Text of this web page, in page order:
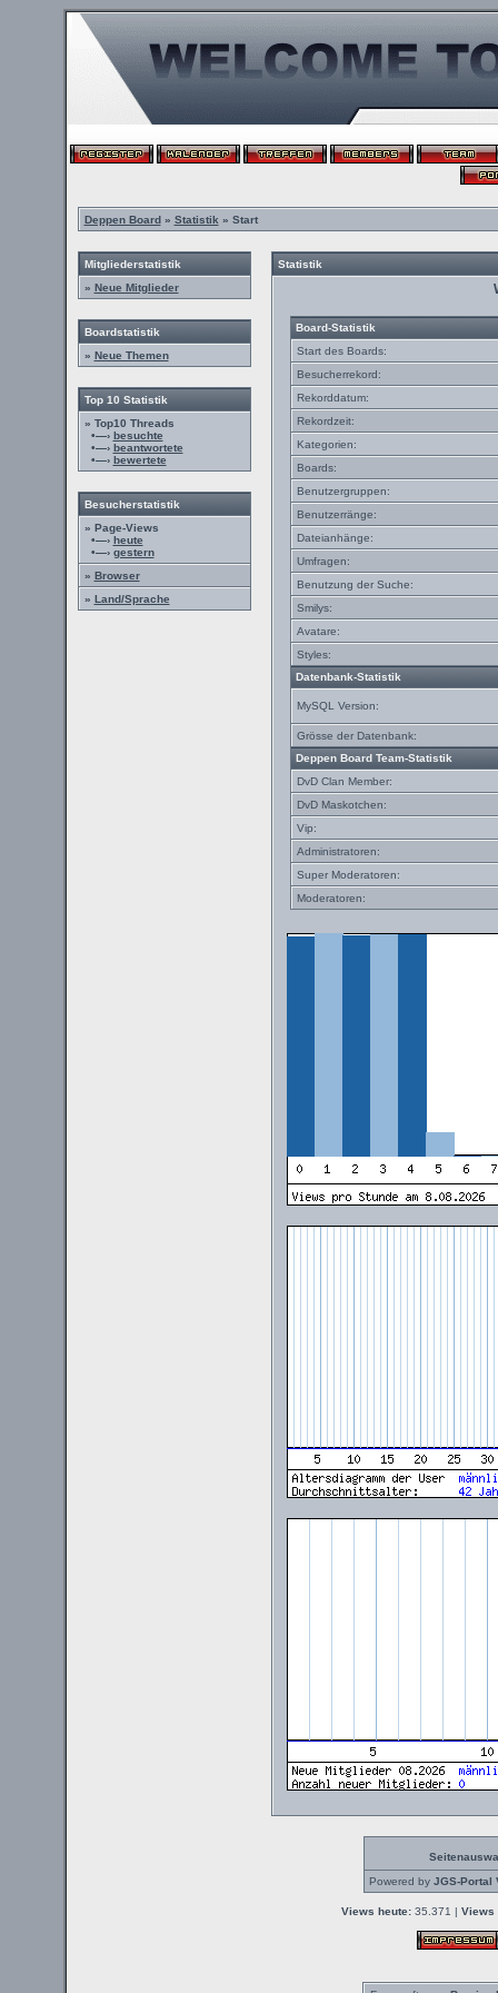
Deppen Board» Statistik » Start
Mitgliederstatistik
» Neue Mitglieder
Boardstatistik
» Neue Themen
Top 10 Statistik
» Top10 Threads
•—› besuchte
•—› beantwortete
•—› bewertete
Besucherstatistik
» Page-Views
•—› heute
•—› gestern
» Browser
» Land/Sprache
Statistik
Board-Statistik
Start des Boards:
Besucherrekord:
Rekorddatum:
Rekordzeit:
Kategorien:
Boards:
Benutzergruppen:
Benutzerränge:
Dateianhänge:
Umfragen:
Benutzung der Suche:
Smilys:
Avatare:
Styles:
Datenbank-Statistik
MySQL Version:
Grösse der Datenbank:
Deppen Board Team-Statistik
DvD Clan Member:
DvD Maskotchen:
Vip:
Administratoren:
Super Moderatoren:
Moderatoren:
Powered by JGS-Portal
Views heute: 35.371 | Views